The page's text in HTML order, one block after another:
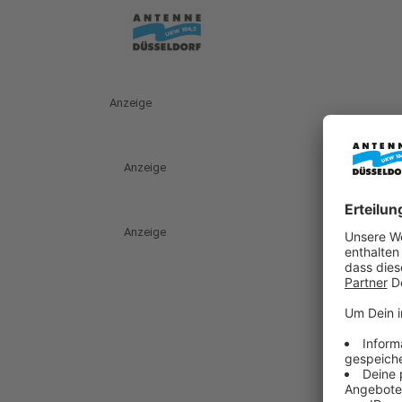
Anzeige
Anzeige
Anzeige